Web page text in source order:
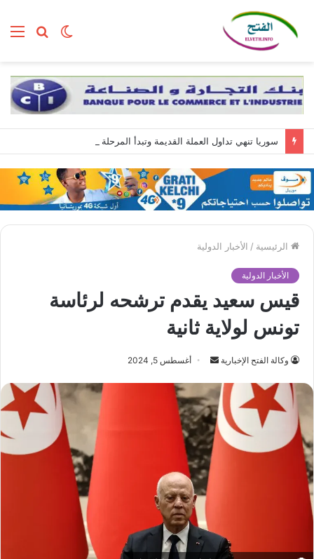
بحث الوضع
سوريا تنهي تداول العملة القديمة وتبدأ المرحلة الأخيرة من سحبها
الرئيسية / الأخبار الدولية
الأخبار الدولية
قيس سعيد يقدم ترشحه لرئاسة
تونس لولاية ثانية
وكالة الفتح الإخبارية
أرسل
إلكترونيا
أغسطس 5, 2024